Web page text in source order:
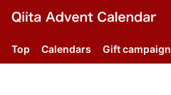
Top Calendars Gift campaign